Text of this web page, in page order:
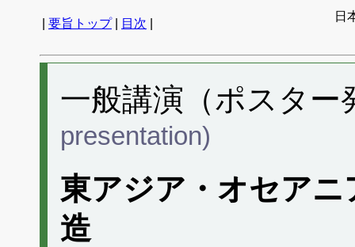
要旨トップ| 目次
日
一般講演（ポスター
presentation)
東アジア・オセア
造